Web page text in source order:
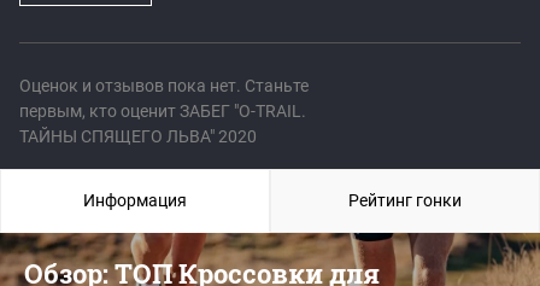
Оценок и отзывов пока нет. Станьте
первым, кто оценит ЗАБЕГ "O-TRAIL.
ТАЙНЫ СПЯЩЕГО ЛЬВА" 2020
Обзор: ТОП Кроссовки для
Информация Рейтинг гонки